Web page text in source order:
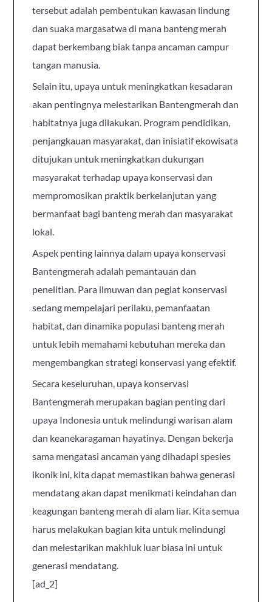
tersebut adalah pembentukan kawasan lindung
dan suaka margasatwa di mana banteng merah
dapat berkembang biak tanpa ancaman campur
tangan manusia.
Selain itu, upaya untuk meningkatkan kesadaran
akan pentingnya melestarikan Bantengmerah dan
habitatnya juga dilakukan. Program pendidikan,
penjangkauan masyarakat, dan inisiatif ekowisata
ditujukan untuk meningkatkan dukungan
masyarakat terhadap upaya konservasi dan
mempromosikan praktik berkelanjutan yang
bermanfaat bagi banteng merah dan masyarakat
lokal.
Aspek penting lainnya dalam upaya konservasi
Bantengmerah adalah pemantauan dan
penelitian. Para ilmuwan dan pegiat konservasi
sedang mempelajari perilaku, pemanfaatan
habitat, dan dinamika populasi banteng merah
untuk lebih memahami kebutuhan mereka dan
mengembangkan strategi konservasi yang efektif.
Secara keseluruhan, upaya konservasi
Bantengmerah merupakan bagian penting dari
upaya Indonesia untuk melindungi warisan alam
dan keanekaragaman hayatinya. Dengan bekerja
sama mengatasi ancaman yang dihadapi spesies
ikonik ini, kita dapat memastikan bahwa generasi
mendatang akan dapat menikmati keindahan dan
keagungan banteng merah di alam liar. Kita semua
harus melakukan bagian kita untuk melindungi
dan melestarikan makhluk luar biasa ini untuk
generasi mendatang.
[ad_2]